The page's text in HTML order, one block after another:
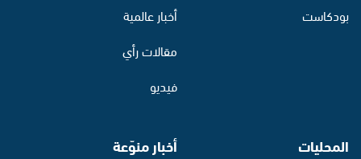
بودكاست
أخبار عالمية
مقالات رأي
فيديو
المحليات أخبار منوّعة